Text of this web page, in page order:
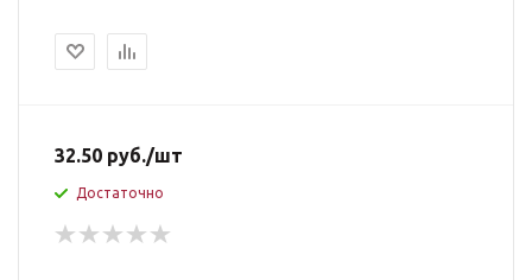
32.50 руб./шт
Достаточно